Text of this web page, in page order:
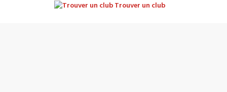
Trouver un club